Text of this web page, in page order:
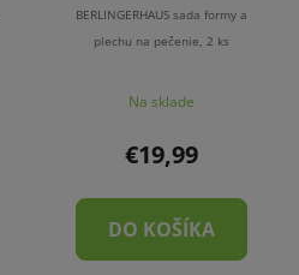
BERLINGERHAUS sada formy a
plechu na pečenie, 2 ks
Na sklade
€19,99
DO KOŠÍKA